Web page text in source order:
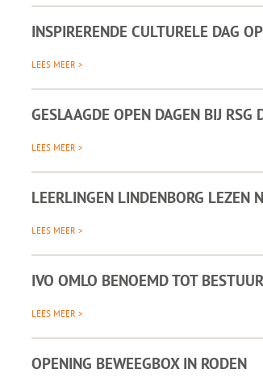
INSPIRERENDE CULTURELE DAG
LEES MEER >
GESLAAGDE OPEN DAGEN BIJ RSG
LEES MEER >
LEERLINGEN LINDENBORG LEZEN
LEES MEER >
IVO OMLO BENOEMD TOT
LEES MEER >
OPENING BEWEEGBOX IN RODEN